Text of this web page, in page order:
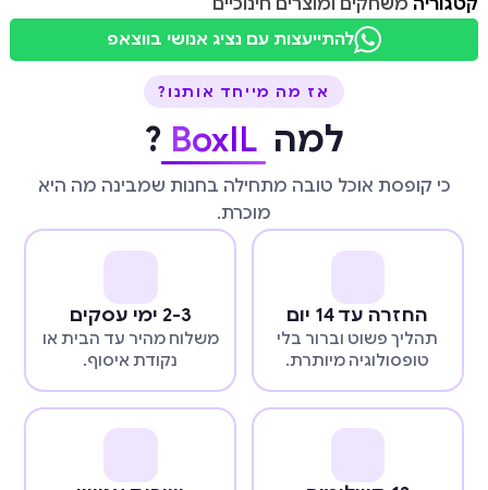
להתייעצות עם נציג אנושי בווצאפ
אז מה מייחד אותנו?
למה BoxIL
?
כי קופסת אוכל טובה מתחילה בחנות שמבינה מה היא
מוכרת.
החזרה עד 14 יום
תהליך פשוט וברור בלי
טופסולוגיה מיותרת.
2-3 ימי עסקים
משלוח מהיר עד הבית או
נקודת איסוף.